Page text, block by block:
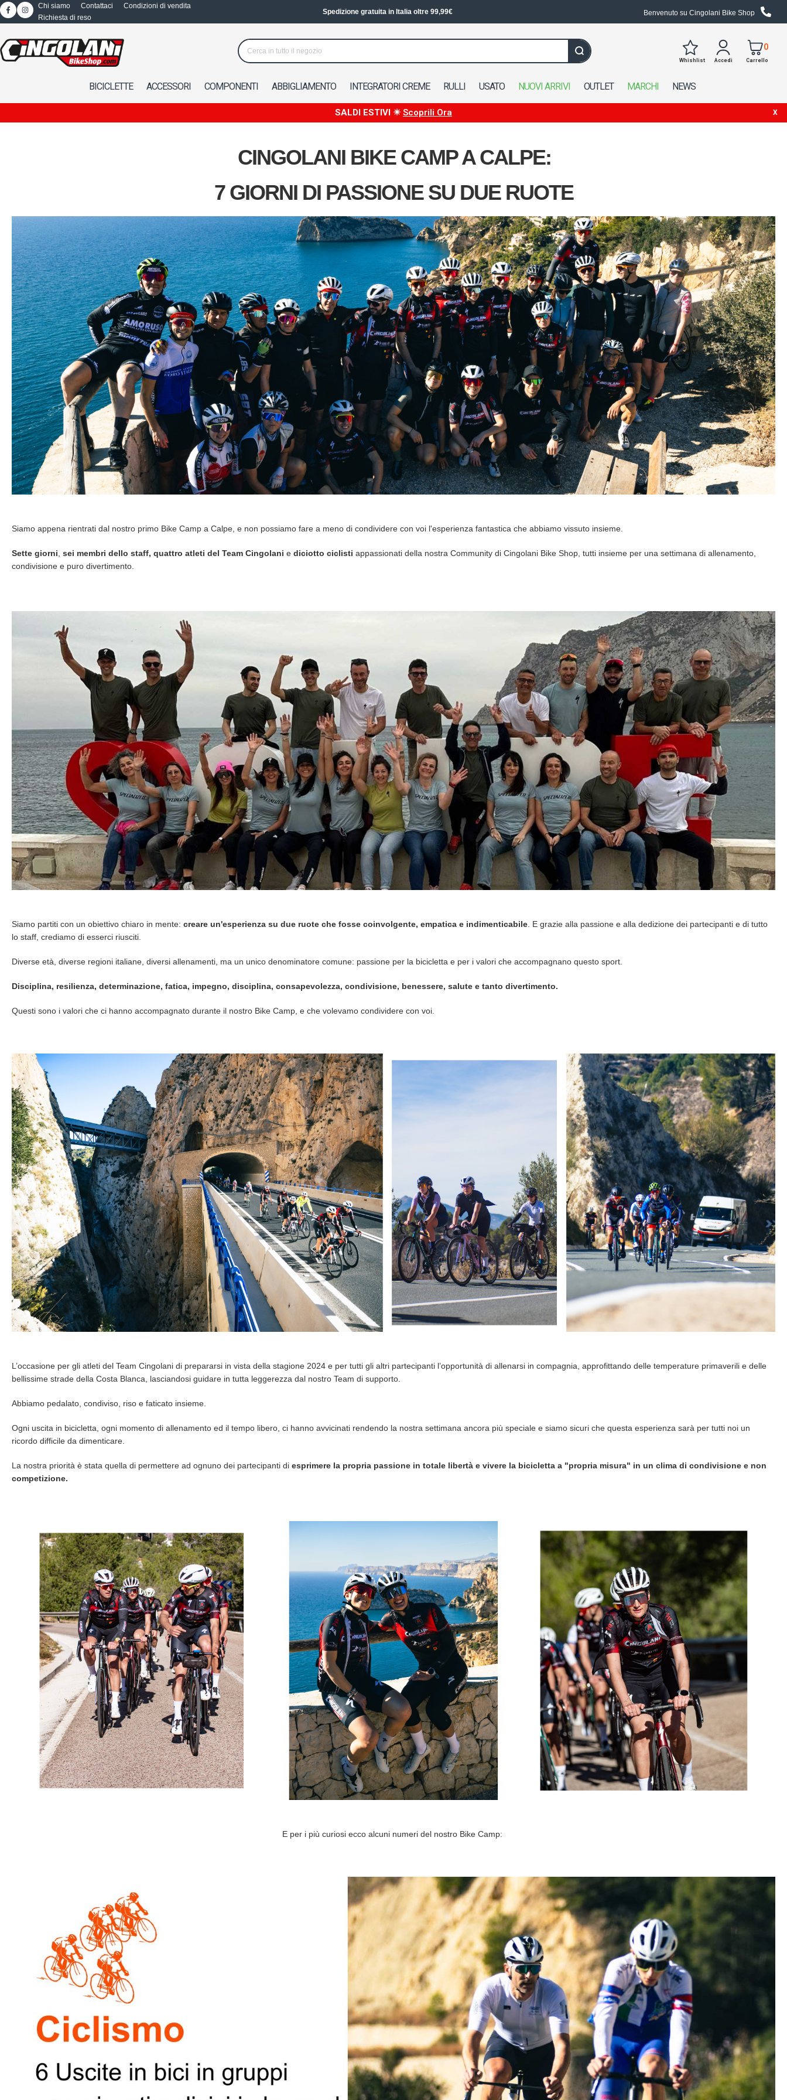
Chi siamo Contattaci
Condizioni di vendita
Richiesta di reso
Spedizione in 24/48h in Italia Benvenuto su Cingolani Bike Shop
Accedi
Whishlist
0
Carrello
BICICLETTE ACCESSORI COMPONENTI ABBIGLIAMENTO INTEGRATORI CREME RULLI USATO NUOVI ARRIVI OUTLET MARCHI NEWS
SALDI ESTIVI ☀ Scoprili Ora
CINGOLANI BIKE CAMP A CALPE:
7 GIORNI DI PASSIONE SU DUE RUOTE
Siamo appena rientrati dal nostro primo Bike Camp a Calpe, e non possiamo fare a meno di condividere con voi l'esperienza fantastica che abbiamo vissuto insieme.
Sette giorni, sei membri dello staff, quattro atleti del Team Cingolani e diciotto ciclisti appassionati della nostra Community di Cingolani Bike Shop, tutti insieme per una settimana di allenamento,
condivisione e puro divertimento.
Siamo partiti con un obiettivo chiaro in mente: creare un'esperienza su due ruote che fosse coinvolgente, empatica e indimenticabile . E grazie alla passione e alla dedizione dei partecipanti e di tutto
lo staff, crediamo di esserci riusciti.
Diverse età, diverse regioni italiane, diversi allenamenti, ma un unico denominatore comune: passione per la bicicletta e per i valori che accompagnano questo sport.
Disciplina, resilienza, determinazione, fatica, impegno, disciplina, consapevolezza, condivisione, benessere, salute e tanto divertimento.
Questi sono i valori che ci hanno accompagnato durante il nostro Bike Camp, e che volevamo condividere con voi.
L’occasione per gli atleti del Team Cingolani di prepararsi in vista della stagione 2024 e per tutti gli altri partecipanti l’opportunità di allenarsi in compagnia, approfittando delle temperature primaverili e delle
bellissime strade della Costa Blanca, lasciandosi guidare in tutta leggerezza dal nostro Team di supporto.
Abbiamo pedalato, condiviso, riso e faticato insieme.
Ogni uscita in bicicletta, ogni momento di allenamento ed il tempo libero, ci hanno avvicinati rendendo la nostra settimana ancora più speciale e siamo sicuri che questa esperienza sarà per tutti noi un
ricordo difficile da dimenticare.
La nostra priorità è stata quella di permettere ad ognuno dei partecipanti di esprimere la propria passione in totale libertà e vivere la bicicletta a "propria misura" in un clima di condivisione e non
competizione.
E per i più curiosi ecco alcuni numeri del nostro Bike Camp: